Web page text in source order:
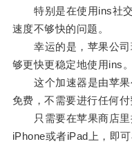
特别是在使用ins社交
速度不够快的问题。
幸运的是，苹果公司
够更快更稳定地使用ins。
这个加速器是由苹果
免费，不需要进行任何付
只需要在苹果商店里
iPhone或者iPad上，即